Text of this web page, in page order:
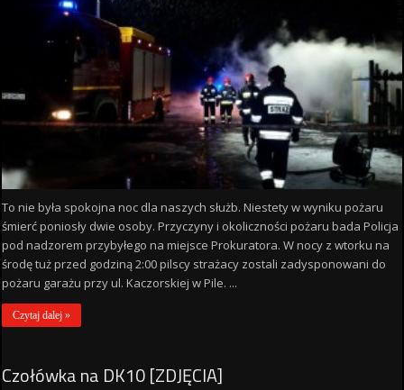
To nie była spokojna noc dla naszych służb. Niestety w wyniku pożaru
śmierć poniosły dwie osoby. Przyczyny i okoliczności pożaru bada Policja
pod nadzorem przybyłego na miejsce Prokuratora. W nocy z wtorku na
środę tuż przed godziną 2:00 pilscy strażacy zostali zadysponowani do
pożaru garażu przy ul. Kaczorskiej w Pile. ...
Czytaj dalej »
Czołówka na DK10 [ZDJĘCIA]